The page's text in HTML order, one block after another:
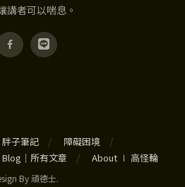
講者可以喘息。
胖子筆記
障礙困境
Blog｜所有文章 About ∣ 高怪輪
By 頑德士.